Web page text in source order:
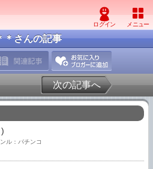
＊さんの記事
次の記事へ
)
ル：パチンコ